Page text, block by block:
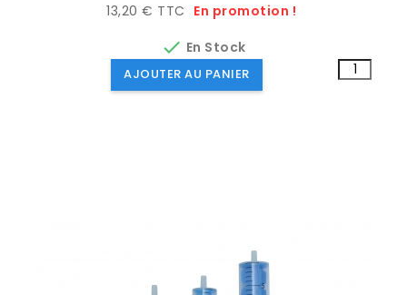
Prix
13,20 € TTC En promotion !
 En Stock
AJOUTER AU PANIER